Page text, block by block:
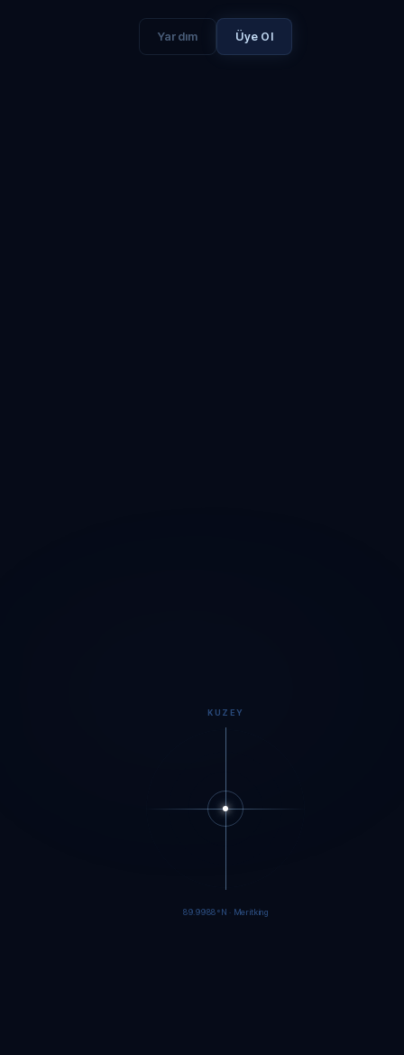
Yardım Üye Ol
KUZEY
89.9985°N · Meritking